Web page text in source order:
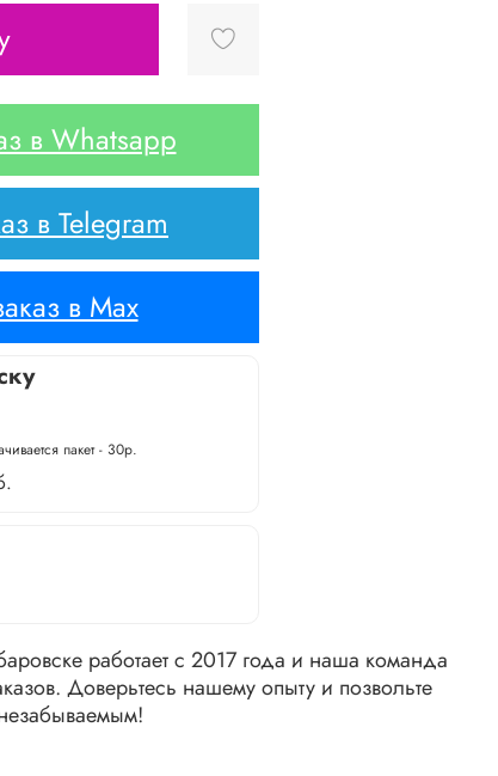
в Whatsapp
в Telegram
в Max
пакет - 30р.
работает с 2017 года и наша команда
Доверьтесь нашему опыту и позвольте